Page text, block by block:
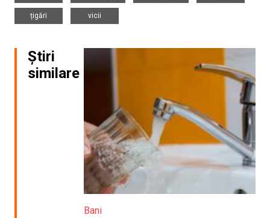
țigări
vicii
Știri
similare
Bani